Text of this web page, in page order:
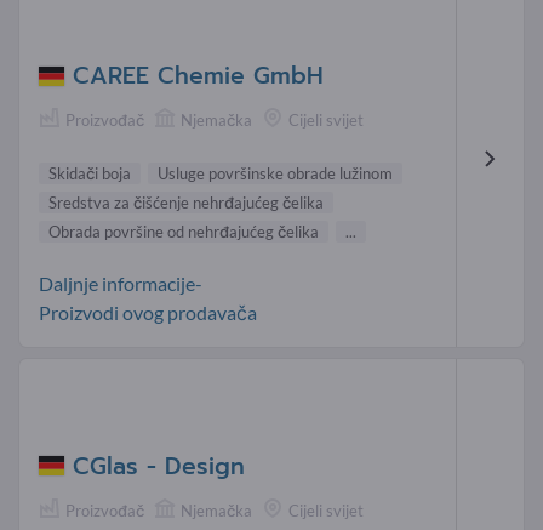
CAREE Chemie GmbH
Proizvođač Njemačka Cijeli svijet
Skidači boja
Usluge površinske obrade lužinom
Sredstva za čišćenje nehrđajućeg čelika
Obrada površine od nehrđajućeg čelika
...
Daljnje informacije-
Proizvodi ovog prodavača
CGlas - Design
Proizvođač Njemačka Cijeli svijet